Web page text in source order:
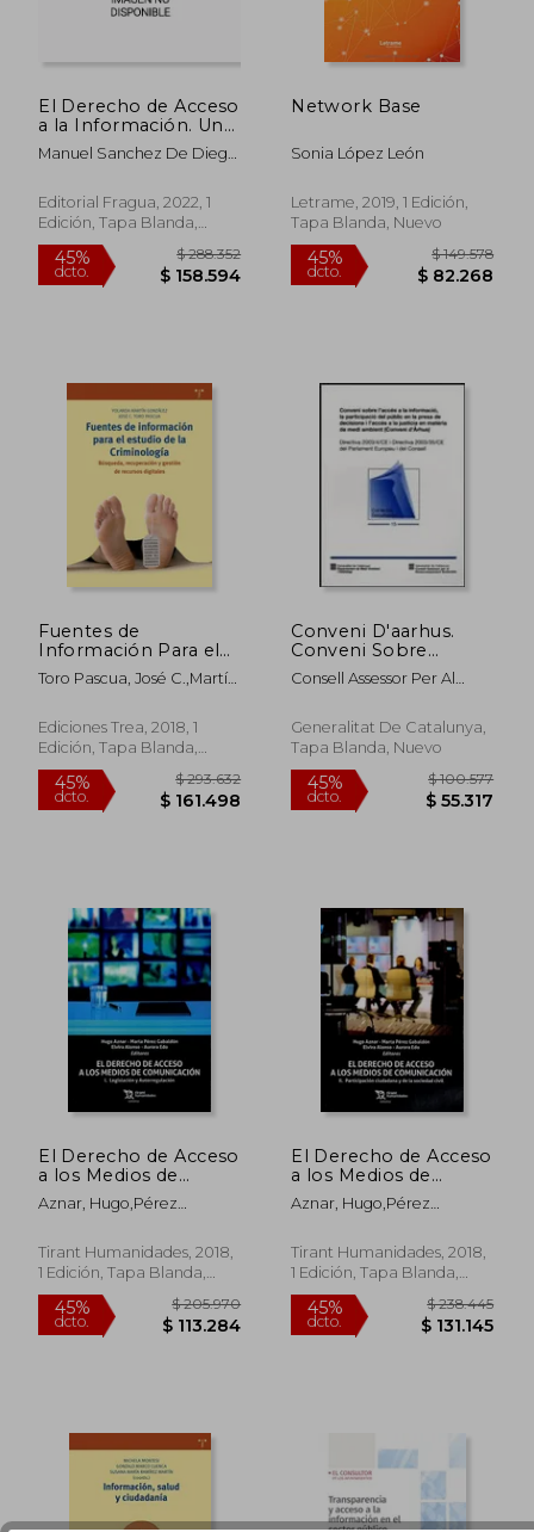
El Derecho de Acceso
a la Información. Un
Tortuoso Camino: O.
Cómo Convertir la
Transparencia en una
Autopista. 207
Comunicacion)
Manuel Sanchez De Diego
Editorial Fragua, 2022, 1
Edición, Tapa Blanda,
Nuevo
dcto.
$ 288.352
$ 158.594
Network Base
Sonia López León
Letrame, 2019, 1 Edición,
Tapa Blanda, Nuevo
45%
dcto.
Fuentes de
Información Para el
Estudio de la
Criminología.
Recuperación y
Gestión de Recurso
(Biblioteconomía y
Administración
Toro Pascua, José C.,Martín
Ediciones Trea, 2018, 1
Edición, Tapa Blanda,
Nuevo
45%
dcto.
$ 293.632
$ 161.498
Conveni D'aarhus.
Conveni Sobre
L'accés a la
Informació
Consell Assessor Per Al
Sostenible
Generalitat De Catalunya,
Tapa Blanda, Nuevo
45%
dcto.
El Derecho de Acceso
a los Medios de
Comunicación. I.
Legislación y
Aznar, Hugo,Pérez
Aurora,Alonso, Elvira
Tirant Humanidades, 2018,
1 Edición, Tapa Blanda,
Nuevo
El Derecho de Acceso
a los Medios de
Comunicación. Ii.
Participación
Sociedad Civil
Aznar, Hugo,Pérez
Aurora,Alonso, Elvira
Tirant Humanidades, 2018,
1 Edición, Tapa Blanda,
Nuevo